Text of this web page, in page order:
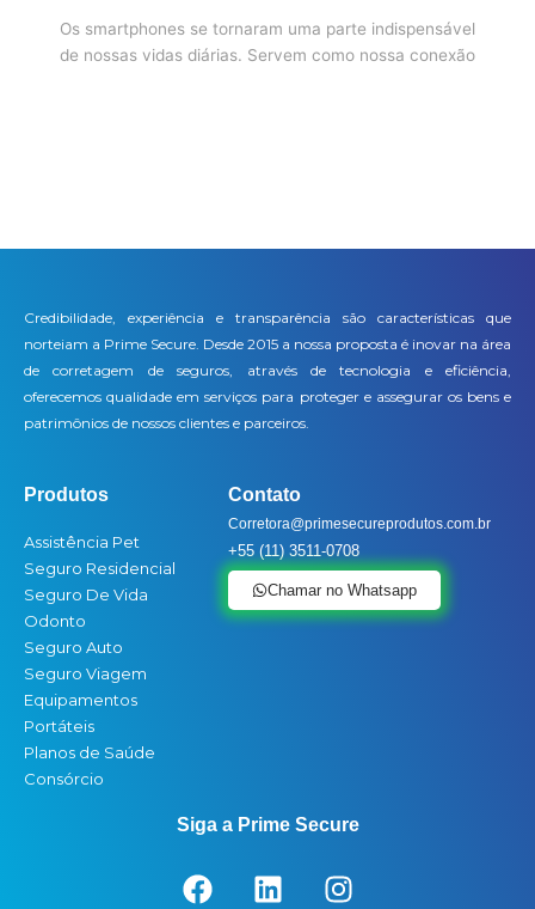
Os smartphones se tornaram uma parte indispensável
de nossas vidas diárias. Servem como nossa conexão
Credibilidade, experiência e transparência são características que
norteiam a Prime Secure. Desde 2015 a nossa proposta é inovar na área
de corretagem de seguros, através de tecnologia e eficiência,
oferecemos qualidade em serviços para proteger e assegurar os bens e
patrimônios de nossos clientes e parceiros.
Produtos
Assistência Pet
Seguro Residencial
Seguro De Vida
Odonto
Seguro Auto
Seguro Viagem
Equipamentos
Portáteis
Planos de Saúde
Consórcio
Contato
Corretora@primesecureprodutos.com.br
+55 (11) 3511-0708
Chamar no Whatsapp
Siga a Prime Secure
F
L
I